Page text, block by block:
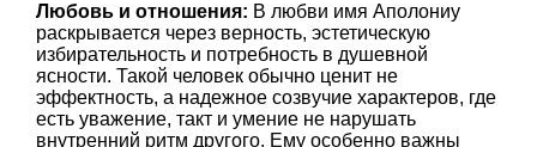
Любовь и отношения: В любви имя Аполониу
раскрывается через верность, эстетическую
избирательность и потребность в душевной
ясности. Такой человек обычно ценит не
эффектность, а надежное созвучие характеров, где
есть уважение, такт и умение не нарушать
внутренний ритм другого. Ему особенно важны